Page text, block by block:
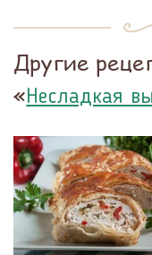
Другие
«Несладкая